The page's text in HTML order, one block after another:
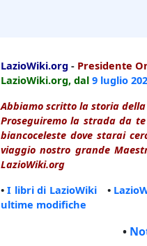
LazioWiki.org - Presidente
LazioWiki.org, dal 9 luglio
Abbiamo scritto la storia
Proseguiremo la strada da
biancoceleste dove starai
viaggio nostro grande
LazioWiki.org
•I libri di LazioWiki•
ultime modifiche
•